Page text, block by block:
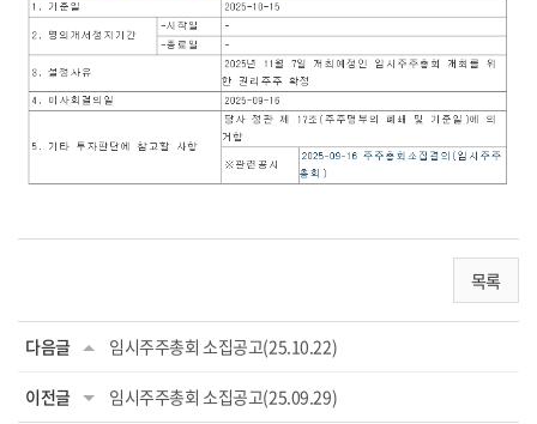
목록
다음글 임시주주총회 소집공고(25.10.22)
이전글 임시주주총회 소집공고(25.09.29)